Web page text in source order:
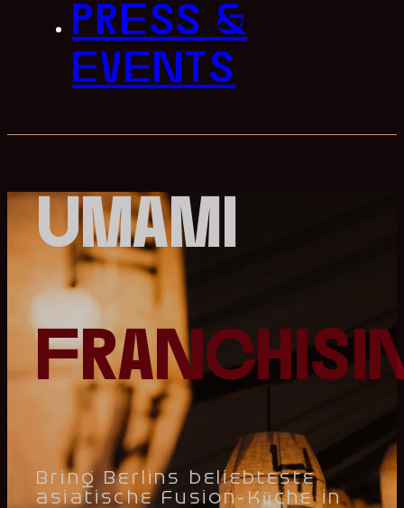
press &
events
umami
Bring Berlins beliebteste
asiatische Fusion-Küche in